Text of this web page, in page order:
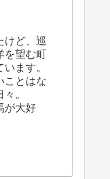
けど、巡
を望む町
ます。
ことはな
。
が大好